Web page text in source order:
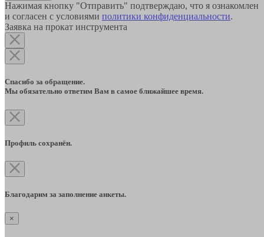
Нажимая кнопку "Отправить" подтверждаю, что я ознакомлен
и согласен с условиями политики конфиденциальности.
Заявка на прокат инструмента
Спасибо за обращение.
Мы обязательно ответим Вам в самое ближайшее время.
Профиль сохранён.
Благодарим за заполнение анкеты.
×